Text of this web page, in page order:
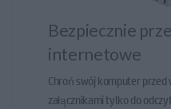
Bezpiecznie
internetowe
Chroń swój komputer
załącznikami tylko do